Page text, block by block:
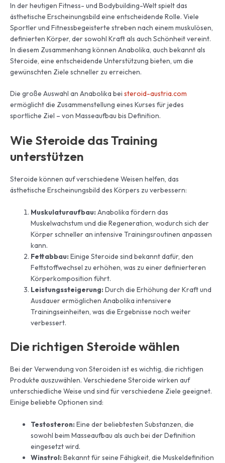
In der heutigen Fitness- und Bodybuilding-Welt spielt das
ästhetische Erscheinungsbild eine entscheidende Rolle. Viele
Sportler und Fitnessbegeisterte streben nach einem muskulösen,
definierten Körper, der sowohl Kraft als auch Schönheit vereint.
In diesem Zusammenhang können Anabolika, auch bekannt als
Steroide, eine entscheidende Unterstützung bieten, um die
gewünschten Ziele schneller zu erreichen.
Die große Auswahl an Anabolika bei steroid-austria.com
ermöglicht die Zusammenstellung eines Kurses für jedes
sportliche Ziel – von Masseaufbau bis Definition.
Wie Steroide das Training
unterstützen
Steroide können auf verschiedene Weisen helfen, das
ästhetische Erscheinungsbild des Körpers zu verbessern:
Muskulaturaufbau: Anabolika fördern das
Muskelwachstum und die Regeneration, wodurch sich der
Körper schneller an intensive Trainingsroutinen anpassen
kann.
Fettabbau: Einige Steroide sind bekannt dafür, den
Fettstoffwechsel zu erhöhen, was zu einer definierteren
Körperkomposition führt.
Leistungssteigerung: Durch die Erhöhung der Kraft und
Ausdauer ermöglichen Anabolika intensivere
Trainingseinheiten, was die Ergebnisse noch weiter
verbessert.
Die richtigen Steroide wählen
Bei der Verwendung von Steroiden ist es wichtig, die richtigen
Produkte auszuwählen. Verschiedene Steroide wirken auf
unterschiedliche Weise und sind für verschiedene Ziele geeignet.
Einige beliebte Optionen sind:
Testosteron: Eine der beliebtesten Substanzen, die
sowohl beim Masseaufbau als auch bei der Definition
eingesetzt wird.
Winstrol: Bekannt für seine Fähigkeit, die Muskeldefinition